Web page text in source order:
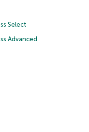
Select
Advanced